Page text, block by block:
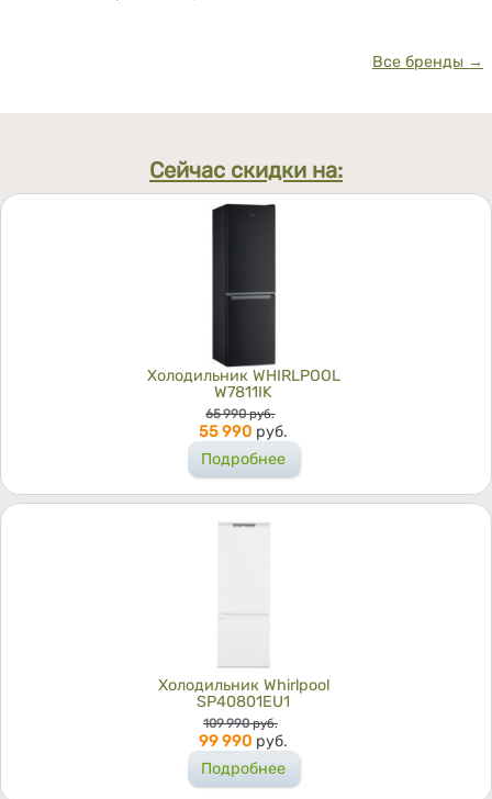
Все бренды →
Сейчас скидки на:
Холодильник WHIRLPOOL
W7811IK
Цена
65 990 руб.
55 990 руб.
Подробнее
Холодильник Whirlpool
SP40801EU1
Цена
109 990 руб.
99 990 руб.
Подробнее